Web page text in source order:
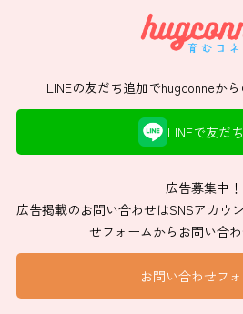
LINEの友だち追加でhugconneか
LINEで友だ
広告募集中！
広告掲載のお問い合わせはSNSアカウ
せフォームからお問い合わ
お問い合わせフ